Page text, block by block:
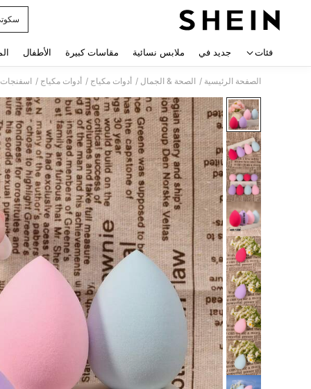
فئات جديد في ملابس نسائية مقاسات كبيرة الأطفال
الصفحة الرئيسية / الصحة & الجمال / أدوات مكياج / أدوات مكياج /